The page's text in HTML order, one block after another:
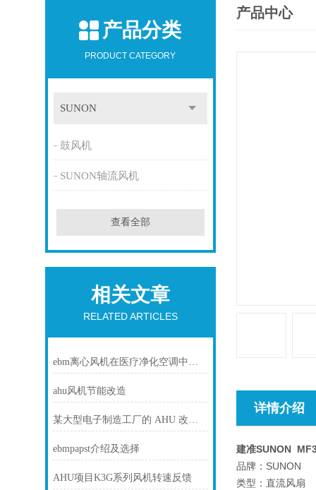
产品分类
PRODUCT CATEGORY
SUNON
鼓风机
SUNON轴流风机
查看全部
相关文章
RELATED ARTICLES
ebm离心风机在医疗净化空调中的静音与洁净优势
ahu风机节能改造
某大型电子制造工厂的 AHU 改造项目
ebmpapst介绍及选择
AHU项目K3G系列风机转速反馈
产品中心
详情介绍
建准SUNON
品牌：SUNON
类型：直流风扇